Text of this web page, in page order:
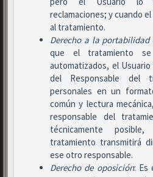
reclamaciones; y cuando
al tratamiento.
Derecho a la portabilidad
que el tratamiento
automatizados, el
del Responsable del
personales en un
común y lectura
responsable del
técnicamente
tratamiento transmitirá
ese otro responsable.
Derecho de oposición: Es